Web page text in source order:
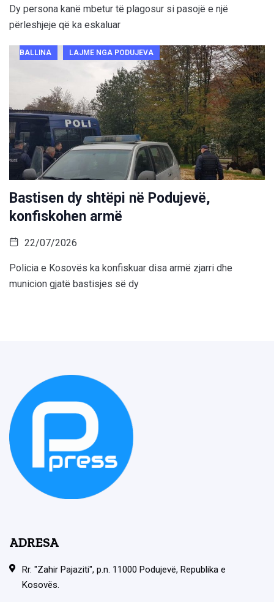
Dy persona kanë mbetur të plagosur si pasojë e një
përleshjeje që ka eskaluar
BALLINA LAJME NGA PODUJEVA
Bastisen dy shtëpi në Podujevë,
konfiskohen armë
22/07/2026
Policia e Kosovës ka konfiskuar disa armë zjarri dhe
municion gjatë bastisjes së dy
ADRESA
Rr. "Zahir Pajaziti", p.n. 11000 Podujevë, Republika e
Kosovës.